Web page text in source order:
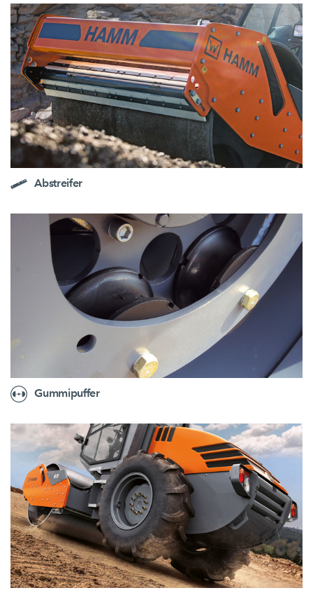
Abstreifer
Gummipuffer